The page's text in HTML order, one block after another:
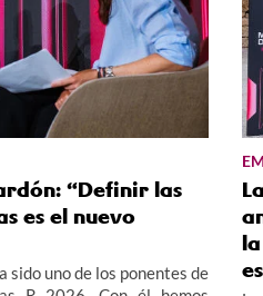
“Definir las
es el nuevo
sido uno de los ponentes de